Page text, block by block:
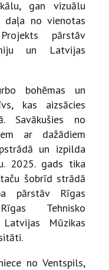
gan vizuālu
daļa no vienotas
pārstāv
un Latvijas
bohēmas un
kas aizsācies
Savākušies no
ar dažādiem
un izpilda
2025. gads tika
šobrīd strādā
pārstāv Rīgas
Tehnisko
Mūzikas
no Ventspils,